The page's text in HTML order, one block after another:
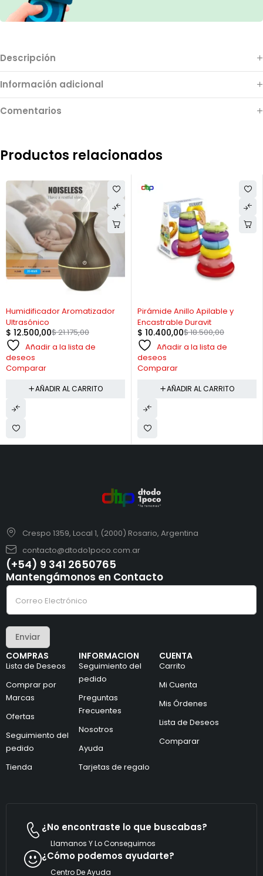
Descripción
Información adicional
Comentarios
Productos relacionados
Humidificador Aromatizador
Ultrasónico
$21.175,00
$ 12.500,00
Añadir a la lista de
deseos
Comparar
AÑADIR AL CARRITO
-44%
Pirámide Anillo Apilable y
Encastrable Duravit
$18.500,00
$ 10.400,00
Añadir a la lista de
deseos
Comparar
AÑADIR AL CARRITO
Crespo 1359, Local 1, (2000) Rosario, Argentina
contacto@dtodo1poco.com.ar
(+54) 9 341 2650765
COMPRAS
Lista de Deseos
Comprar por
Marcas
Ofertas
Seguimiento del
pedido
Tienda
INFORMACION
Seguimiento del
pedido
Preguntas
Frecuentes
Nosotros
Ayuda
Tarjetas de regalo
CUENTA
Carrito
Mi Cuenta
Mis Órdenes
Lista de Deseos
Comparar
Mantengámonos en Contacto
C
o
r
o
l
e
c
t
r
ó
i
c
o
e
e
C
e
e
l
e
t
r
n
c
o
Enviar
¿No encontraste lo que buscabas?
Llamanos Y Lo Conseguimos
¿Cómo podemos ayudarte?
Centro De Ayuda